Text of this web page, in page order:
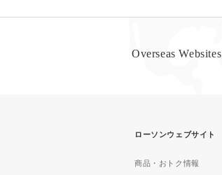
Overseas Websites
ローソンウェブサイト
商品・おトク情報